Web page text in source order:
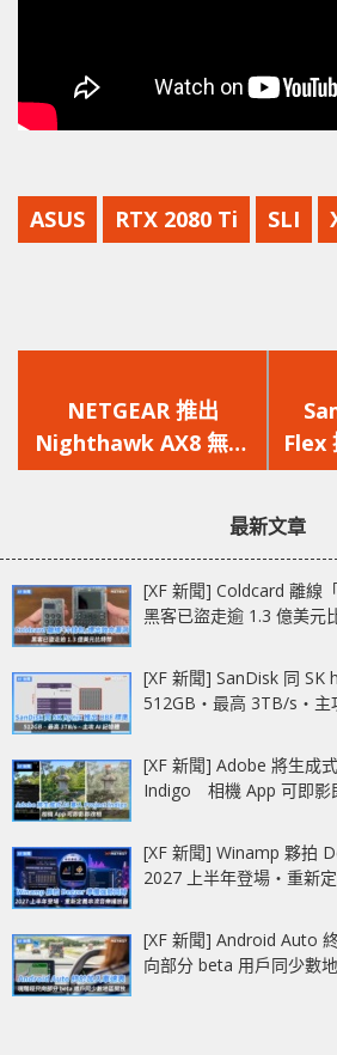
ASUS RTX 2080 Ti SLI
一
篇
文
NETGEAR 推出
Nighthawk AX8 無線
路由器
Flex
可以
最新文章
[XF 新聞] Coldcard 離線
黑客已盜走逾 1.3 億美元
[XF 新聞] SanDisk 同 SK
512GB‧最高 3TB/s‧主
[XF 新聞] Adobe 將生成
Indigo 相機 App 可即影
[XF 新聞] Winamp 夥拍
2027 上半年登場‧重新
[XF 新聞] Android Auto
向部分 beta 用戶同少數